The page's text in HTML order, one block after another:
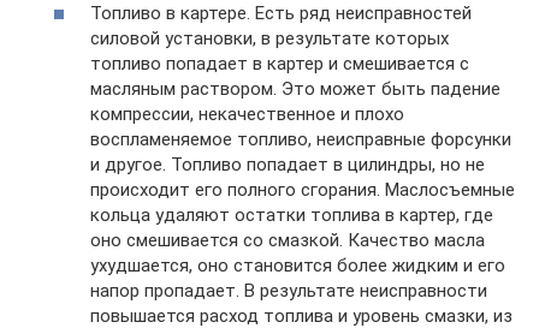
Топливо в картере. Есть ряд неисправностей
силовой установки, в результате которых
топливо попадает в картер и смешивается с
масляным раствором. Это может быть падение
компрессии, некачественное и плохо
воспламеняемое топливо, неисправные форсунки
и другое. Топливо попадает в цилиндры, но не
происходит его полного сгорания. Маслосъемные
кольца удаляют остатки топлива в картер, где
оно смешивается со смазкой. Качество масла
ухудшается, оно становится более жидким и его
напор пропадает. В результате неисправности
повышается расход топлива и уровень смазки, из